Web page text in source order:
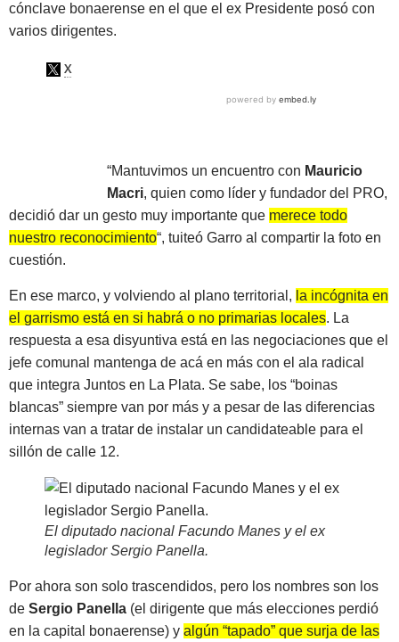
cónclave bonaerense en el que el ex Presidente posó con
varios dirigentes.
“Mantuvimos un encuentro con Mauricio
Macri, quien como líder y fundador del PRO,
decidió dar un gesto muy importante que merece todo
nuestro reconocimiento“, tuiteó Garro al compartir la foto en
cuestión.
En ese marco, y volviendo al plano territorial, la incógnita en
el garrismo está en si habrá o no primarias locales. La
respuesta a esa disyuntiva está en las negociaciones que el
jefe comunal mantenga de acá en más con el ala radical
que integra Juntos en La Plata. Se sabe, los “boinas
blancas” siempre van por más y a pesar de las diferencias
internas van a tratar de instalar un candidateable para el
sillón de calle 12.
El diputado nacional Facundo Manes y el ex
legislador Sergio Panella.
Por ahora son solo trascendidos, pero los nombres son los
de Sergio Panella (el dirigente que más elecciones perdió
en la capital bonaerense) y algún “tapado” que surja de las